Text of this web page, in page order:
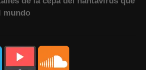
mundo